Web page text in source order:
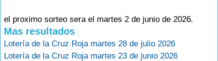
el proximo sorteo sera el martes 2 de junio de 2026.
Mas resultados
Lotería de la Cruz Roja martes 28 de julio 2026
Lotería de la Cruz Roja martes 23 de junio 2026